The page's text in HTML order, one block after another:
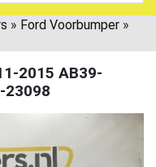
» Ford Voorbumper »
2015 AB39-
23098